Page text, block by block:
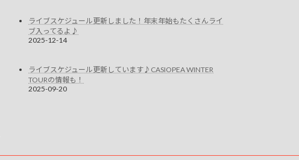
ライブスケジュール更新しました！年末年始もたくさんライ
ブ入ってるよ♪
2025-12-14
ライブスケジュール更新しています♪CASIOPEA WINTER
TOURの情報も！
2025-09-20